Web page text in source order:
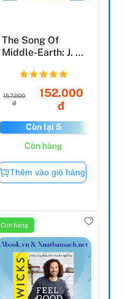
The Song Of
Middle-Earth: J. R.
Theme...
157.000
đ
152.000
đ
Còn lại 5
Còn hàng
Thêm vào giỏ hàng
Còn hàng